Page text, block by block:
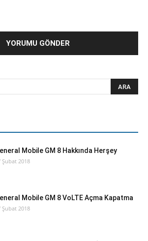
Mobile GM 8 Hakkında Herşey
Şubat 2018
Mobile GM 8 VoLTE Açma Kapatma
Şubat 2018